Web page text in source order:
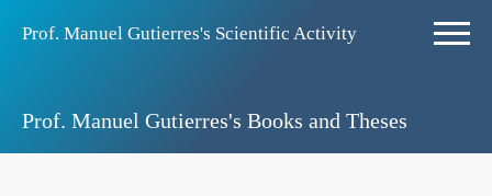
Prof. Manuel Gutierres's Scientific Activity
Prof. Manuel Gutierres's Books and Theses